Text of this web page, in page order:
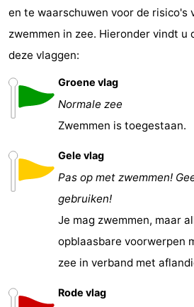
en te waarschuwen voor de risico's
zwemmen in zee. Hieronder vindt u
deze vlaggen:
Groene vlag
Normale zee
Zwemmen is toegestaan.
Gele vlag
Pas op met zwemmen!
gebruiken!
Je mag zwemmen, maar
opblaasbare voorwerpen
zee in verband met
Rode vlag